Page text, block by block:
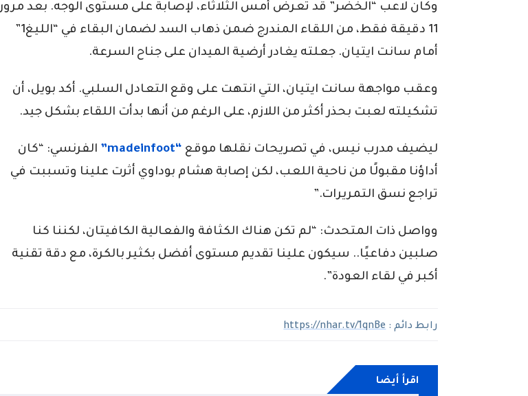
وكان لاعب “الخضر” قد تعرض أمس الثلاثاء، لإصابة على مستوى الوجه. بعد مرور
11 دقيقة فقط، من اللقاء المندرج ضمن ذهاب السد لضمان البقاء في “الليغ1”
أمام سانت ايتيان. جعلته يغادر أرضية الميدان على جناح السرعة.
وعقب مواجهة سانت ايتيان، التي انتهت على وقع التعادل السلبي. أكد بويل، أن
تشكيلته لعبت بحذر أكثر من اللازم، على الرغم من أنها بدأت اللقاء بشكل جيد.
ليضيف مدرب نيس، في تصريحات نقلها موقع “madeinfoot”
الفرنسي: “كان
أداؤنا مقبولًا من ناحية اللعب، لكن إصابة هشام بوداوي أثرت علينا وتسببت في
تراجع نسق التمريرات.”
وواصل ذات المتحدث: “لم تكن هناك الكثافة والفعالية الكافيتان، لكننا كنا
صلبين دفاعيًا.. سيكون علينا تقديم مستوى أفضل بكثير بالكرة، مع دقة تقنية
أكبر في لقاء العودة”.
رابط دائم :https://nhar.tv/1qnBe
اقرأ أيضا